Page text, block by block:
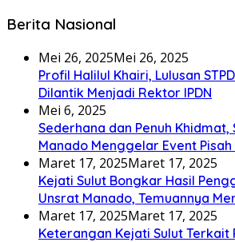
Berita Nasional
Mei 26, 2025Mei 26, 2025
Profil Halilul Khairi, Lulusan
Dilantik Menjadi Rektor IPDN
Mei 6, 2025
Sederhana dan Penuh Khidmat,
Manado Menggelar Event Pisah
Maret 17, 2025Maret 17, 2025
Kejati Sulut Bongkar Hasil
Unsrat Manado, Temuannya
Maret 17, 2025Maret 17, 2025
Keterangan Kejati Sulut Terkait